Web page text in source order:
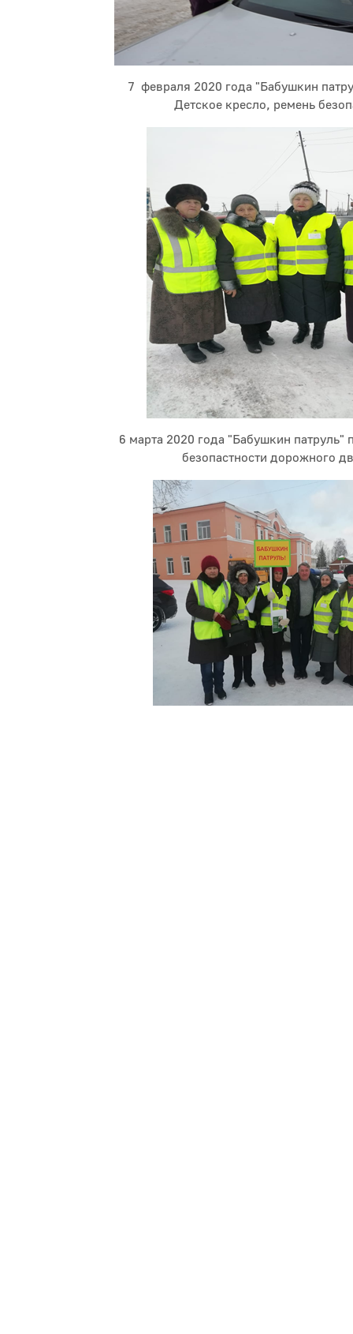
7 февраля 2020 года "Бабушкин
Детское кресло, ремень
6 марта 2020 года "Бабушкин патруль"
безопастности дорожного